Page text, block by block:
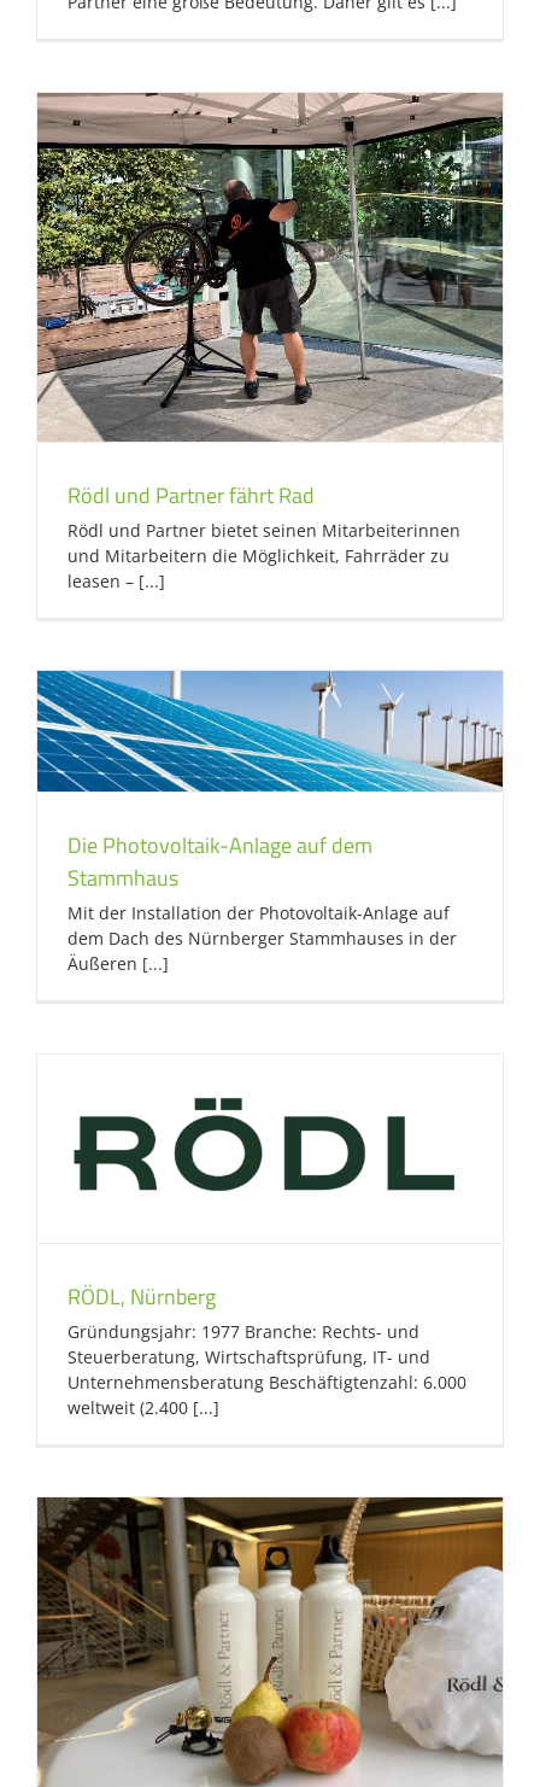
Rödl und Partner fährt Rad
Rödl und Partner bietet seinen Mitarbeiterinnen
und Mitarbeitern die Möglichkeit, Fahrräder zu
leasen – [...]
Die Photovoltaik-Anlage auf dem
Stammhaus
Mit der Installation der Photovoltaik-Anlage auf
dem Dach des Nürnberger Stammhauses in der
Äußeren [...]
RÖDL, Nürnberg
Gründungsjahr: 1977 Branche: Rechts- und
Steuerberatung, Wirtschaftsprüfung, IT- und
Unternehmensberatung Beschäftigtenzahl: 6.000
weltweit (2.400 [...]